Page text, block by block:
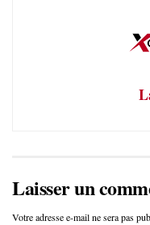
Laisser un
Votre adresse e-mail ne sera pas